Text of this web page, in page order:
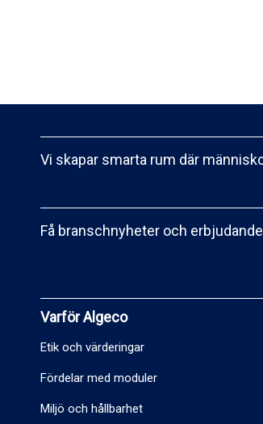
Vi skapar smarta rum där
Få branschnyheter och
Varför Algeco
Etik och värderingar
Fördelar med moduler
Miljö och hållbarhet